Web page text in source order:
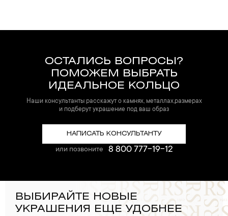
ОСТАЛИСЬ ВОПРОСЫ?
ПОМОЖЕМ ВЫБРАТЬ
ИДЕАЛЬНОЕ КОЛЬЦО
Наши консультанты расскажут о камнях, металлах,размерах
и подберут украшение под ваш образ
НАПИСАТЬ КОНСУЛЬТАНТУ
или позвоните 8 800 777-19-12
ВЫБИРАЙТЕ НОВЫЕ
УКРАШЕНИЯ ЕЩЕ УДОБНЕЕ